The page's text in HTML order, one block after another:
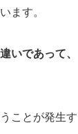
ます。
いであって、
ことが発生す